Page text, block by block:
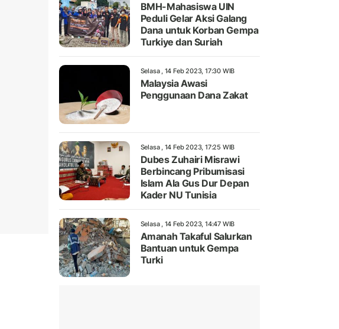
BMH-Mahasiswa UIN
Peduli Gelar Aksi Galang
Dana untuk Korban Gempa
Turkiye dan Suriah
Selasa , 14 Feb 2023, 17:30 WIB
Malaysia Awasi
Penggunaan Dana Zakat
Selasa , 14 Feb 2023, 17:25 WIB
Dubes Zuhairi Misrawi
Berbincang Pribumisasi
Islam Ala Gus Dur Depan
Kader NU Tunisia
Selasa , 14 Feb 2023, 14:47 WIB
Amanah Takaful Salurkan
Bantuan untuk Gempa
Turki